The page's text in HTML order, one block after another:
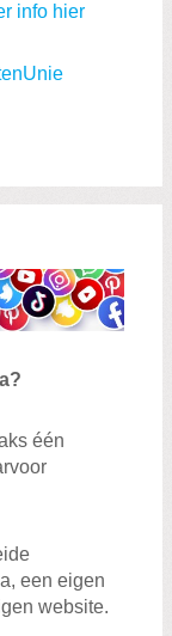
info hier
één
een eigen
website.